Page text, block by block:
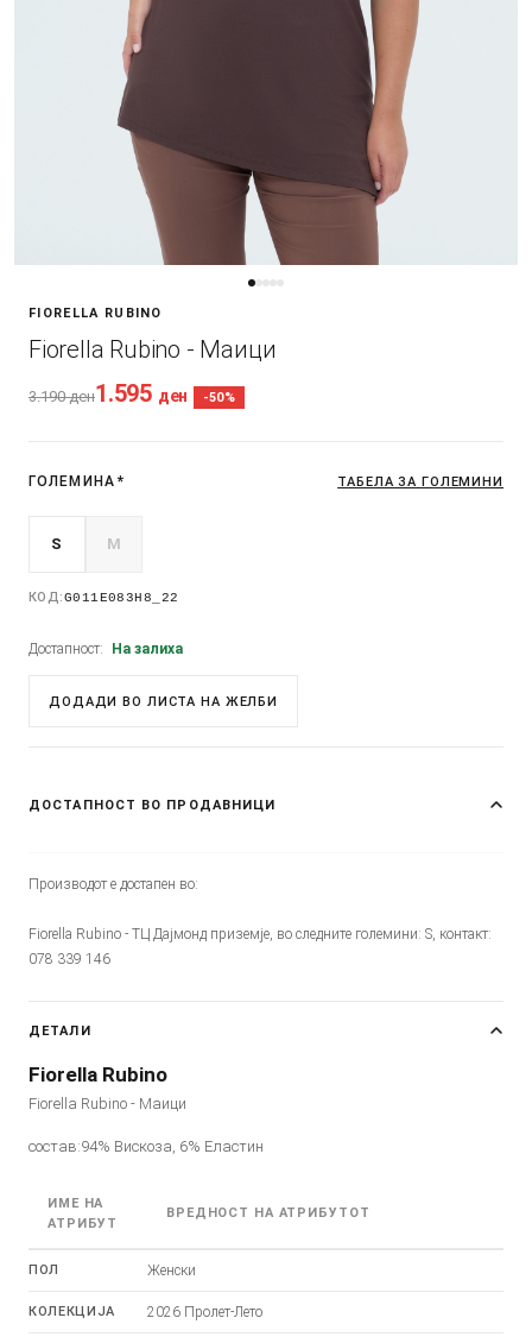
FIORELLA RUBINO
Fiorella Rubino - Маици
3.190ден1.595 ден -50%
ГОЛЕМИНА * ТАБЕЛА ЗА ГОЛЕМИНИ
S M
КОД:G011E083H8_22
Достапност: На залиха
ДОДАДИ ВО ЛИСТА НА ЖЕЛБИ
ДОСТАПНОСТ ВО ПРОДАВНИЦИ
Производот е достапен во:
Fiorella Rubino - ТЦ Дајмонд приземје, во следните големини: S, контакт:
078 339 146
ДЕТАЛИ
Fiorella Rubino
Fiorella Rubino - Маици
состав:94% Вискоза, 6% Еластин
ИМЕ НА
АТРИБУТ
ВРЕДНОСТ НА АТРИБУТОТ
ПОЛ Женски
КОЛЕКЦИЈА 2026 Пролет-Лето